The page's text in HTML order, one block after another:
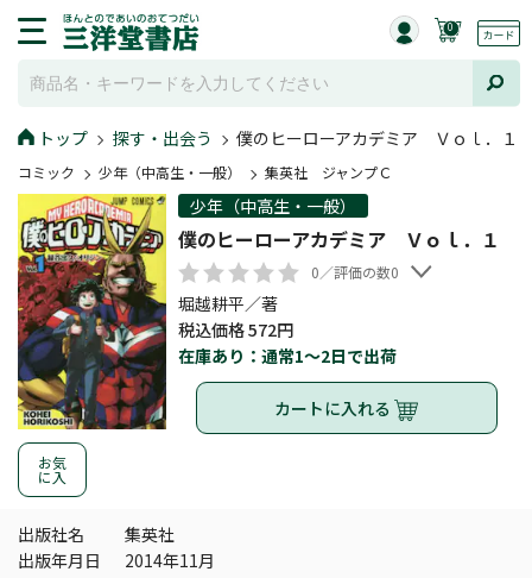
0
トップ 探す・出会う 僕のヒーローアカデミア Ｖｏｌ．１
コミック 少年（中高生・一般） 集英社 ジャンプＣ
お気
に入
少年（中高生・一般）
僕のヒーローアカデミア Ｖｏｌ．１
0／評価の数0
堀越耕平／著
税込価格 572円
在庫あり：通常1～2日で出荷
カートに入れる
出版社名
集英社
出版年月日
2014年11月